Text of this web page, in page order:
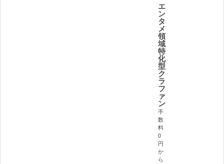
エ
ン
タ
メ
領
域
特
化
型
ク
ラ
フ
ァ
ン
手
数
料
0
円
か
ら